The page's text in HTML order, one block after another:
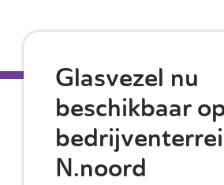
Glasvezel nu
beschikbaar
N.noord